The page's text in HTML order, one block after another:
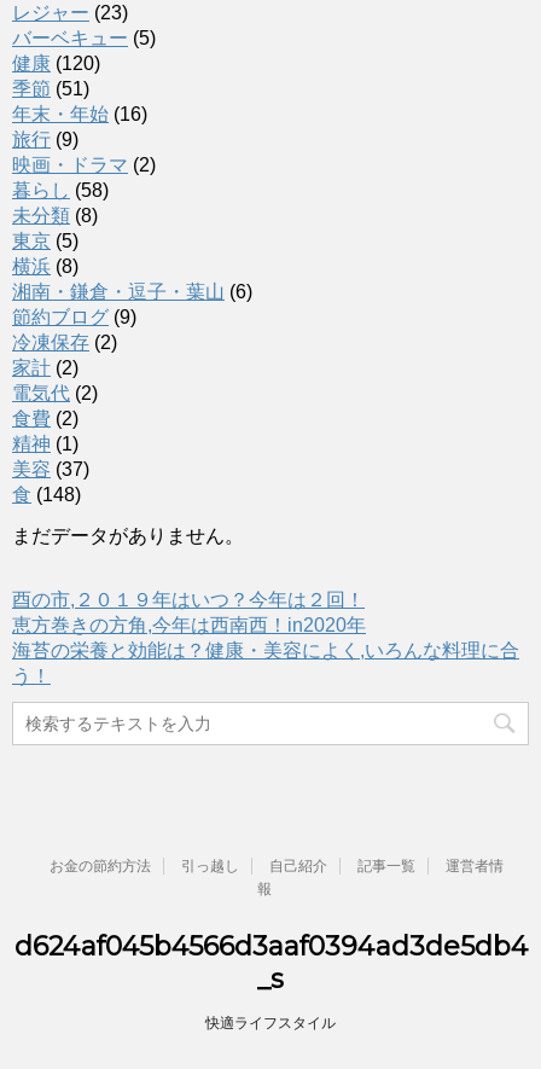
レジャー (23)
バーベキュー (5)
健康 (120)
季節 (51)
年末・年始 (16)
旅行 (9)
映画・ドラマ (2)
暮らし (58)
未分類 (8)
東京 (5)
横浜 (8)
湘南・鎌倉・逗子・葉山 (6)
節約ブログ (9)
冷凍保存 (2)
家計 (2)
電気代 (2)
食費 (2)
精神 (1)
美容 (37)
食 (148)
まだデータがありません。
酉の市,２０１９年はいつ？今年は２回！
恵方巻きの方角,今年は西南西！in2020年
海苔の栄養と効能は？健康・美容によく,いろんな料理に合
う！
お金の節約方法 引っ越し 自己紹介 記事一覧
運営者情
報
d624af045b4566d3aaf0394ad3de5db4
_s
快適ライフスタイル